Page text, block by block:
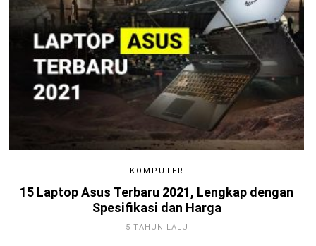
KOMPUTER
15 Laptop Asus Terbaru 2021, Lengkap dengan
Spesifikasi dan Harga
5 TAHUN LALU